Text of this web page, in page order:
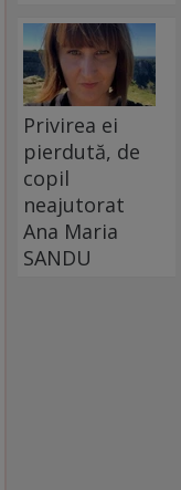
Privirea ei
pierdută, de
copil
neajutorat
Ana Maria
SANDU